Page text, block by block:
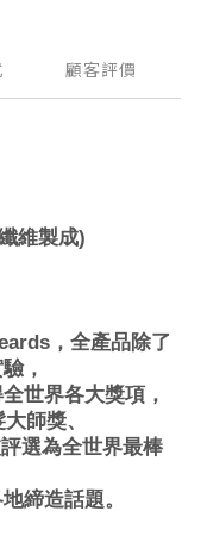
顧客評價
維製成)
，全產品除了
，
世界各大獎項，
師獎、
選為全世界最棒
締造話題。